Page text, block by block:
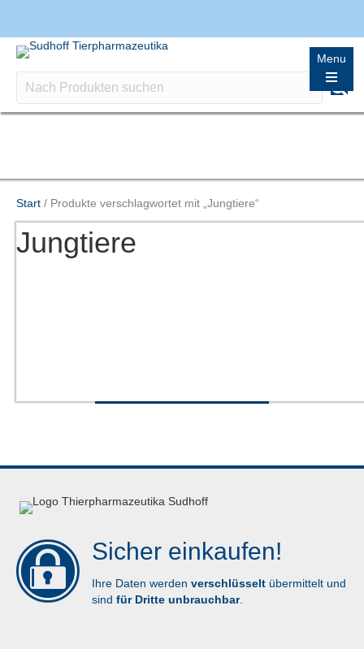
Menu
Start / Produkte verschlagwortet mit „Jungtiere“
Jungtiere
Einzelnes Ergebnis wird angezeigt
weist
Die
Produktseite
werden
Sicher einkaufen!
Ihre Daten werden verschlüsselt übermittelt und
sind für Dritte unbrauchbar.